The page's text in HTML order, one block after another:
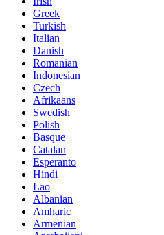
Greek
Turkish
Italian
Danish
Romanian
Indonesian
Czech
Afrikaans
Swedish
Polish
Basque
Catalan
Esperanto
Hindi
Lao
Albanian
Amharic
Armenian